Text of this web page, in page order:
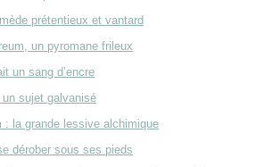
prétentieux et vantard
un pyromane frileux
un sang d’encre
sujet galvanisé
: la grande lessive alchimique
dérober sous ses pieds